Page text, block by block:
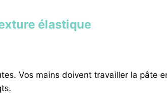
élastique
Vos mains doivent travailler la pâte